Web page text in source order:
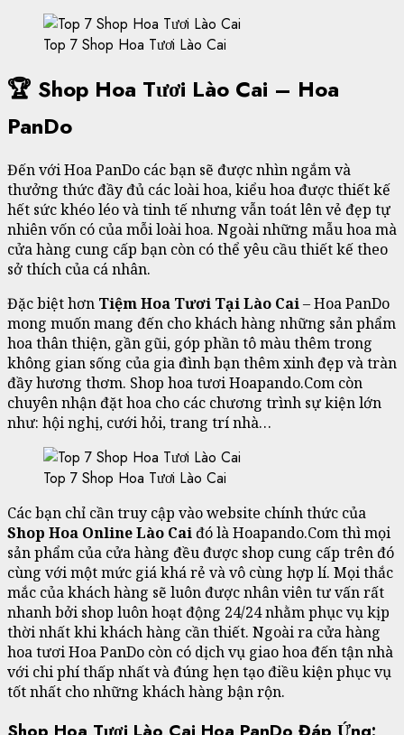
Top 7 Shop Hoa Tươi Lào Cai
🏆 Shop Hoa Tươi Lào Cai – Hoa
PanDo
Đến với Hoa PanDo các bạn sẽ được nhìn ngắm và
thưởng thức đầy đủ các loài hoa, kiểu hoa được thiết kế
hết sức khéo léo và tinh tế nhưng vẫn toát lên vẻ đẹp tự
nhiên vốn có của mỗi loài hoa. Ngoài những mẫu hoa mà
cửa hàng cung cấp bạn còn có thể yêu cầu thiết kế theo
sở thích của cá nhân.
Đặc biệt hơn Tiệm Hoa Tươi Tại Lào Cai– Hoa PanDo
mong muốn mang đến cho khách hàng những sản phẩm
hoa thân thiện, gần gũi, góp phần tô màu thêm trong
không gian sống của gia đình bạn thêm xinh đẹp và tràn
đầy hương thơm. Shop hoa tươi Hoapando.Com còn
chuyên nhận đặt hoa cho các chương trình sự kiện lớn
như: hội nghị, cưới hỏi, trang trí nhà…
Top 7 Shop Hoa Tươi Lào Cai
Các bạn chỉ cần truy cập vào website chính thức của
Shop Hoa Online Lào Caiđó là Hoapando.Com thì mọi
sản phẩm của cửa hàng đều được shop cung cấp trên đó
cùng với một mức giá khá rẻ và vô cùng hợp lí. Mọi thắc
mắc của khách hàng sẽ luôn được nhân viên tư vấn rất
nhanh bởi shop luôn hoạt động 24/24 nhằm phục vụ kịp
thời nhất khi khách hàng cần thiết. Ngoài ra cửa hàng
hoa tươi Hoa PanDo còn có dịch vụ giao hoa đến tận nhà
với chi phí thấp nhất và đúng hẹn tạo điều kiện phục vụ
tốt nhất cho những khách hàng bận rộn.